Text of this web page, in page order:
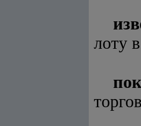
лоту